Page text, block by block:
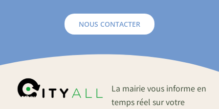
NOUS CONTACTER
La mairie vous informe en
temps réel sur votre